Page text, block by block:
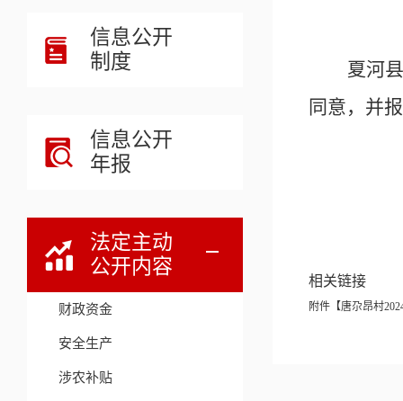
信息公开
制度
信息公开
年报
法定主动
公开内容
财政资金
安全生产
涉农补贴
夏河
同意，并报
相关链接
附件【唐尕昂村